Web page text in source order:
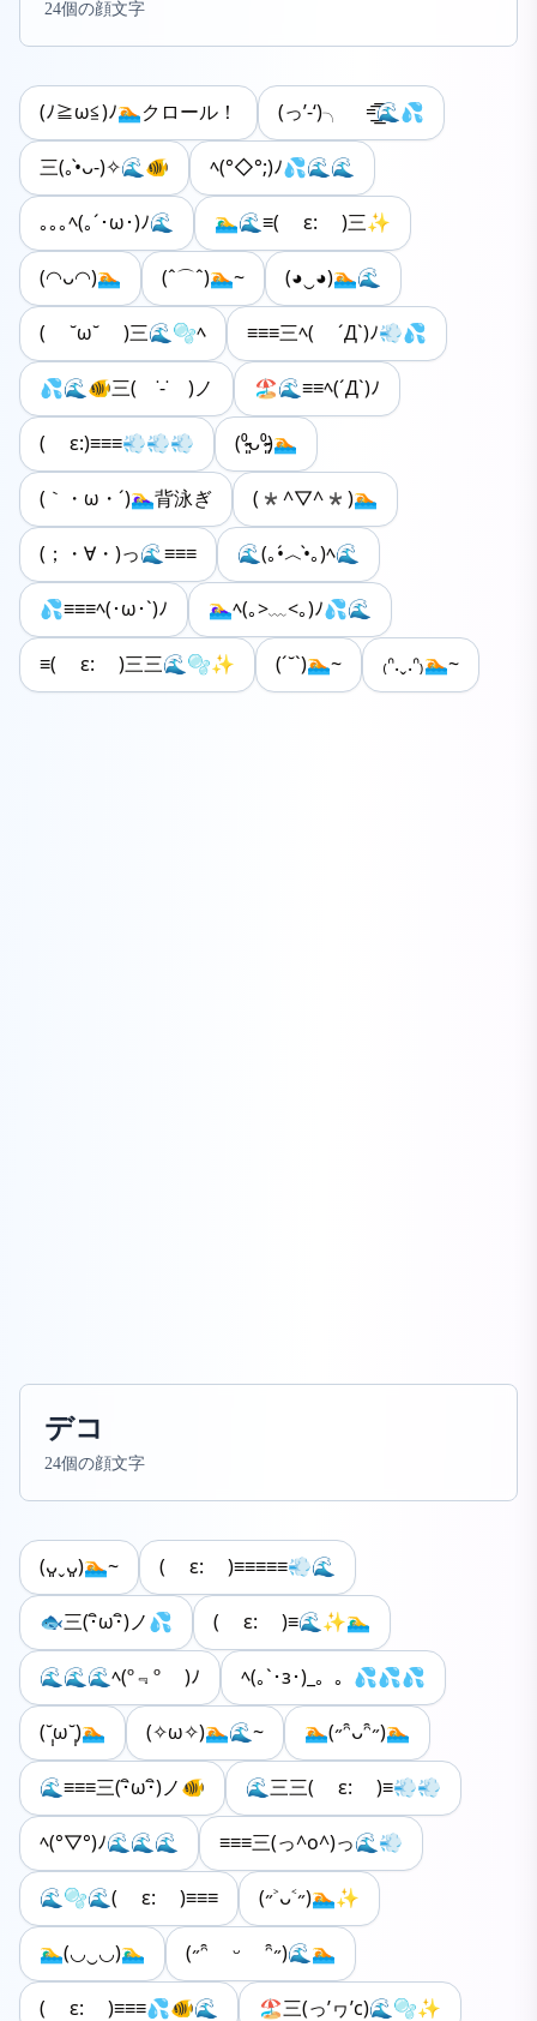
24個の顔文字
(ﾉ≧ω≦)ﾉ🏊クロール！ (っ’-‘)╮ =͟͟͞͞🌊💦
三(｡•̀ᴗ-)✧🌊🐠 ﾍ(°◇°;)ﾉ💦🌊🌊
｡｡｡ﾍ(｡´･ω･)ﾉ🌊 🏊‍♂️🌊≡( ε: )三✨
(◠ᴗ◠)🏊 (ˆ⌒ˆ)🏊~ (◕‿◕)🏊🌊
( ˘ω˘ )三🌊🫧ﾍ ≡≡≡三ﾍ( ´Д`)ﾉ💨💦
💦🌊🐠三( ˙-˙ )ノ 🏖️🌊≡≡ﾍ(´Д`)ﾉ
( ε:)≡≡≡💨💨💨 (⁰̷̴͈ᴗ⁰̷̴͈)🏊
(｀・ω・´)🏊‍♀️背泳ぎ (*^▽^*)🏊
(；・∀・)っ🌊≡≡≡ 🌊(｡•́︿•̀｡)ﾍ🌊
💦≡≡≡ﾍ(･ω･`)ﾉ 🏊‍♀️ﾍ(｡>﹏<｡)ﾉ💦🌊
≡( ε: )三三🌊🫧✨ (ˊ˘ˋ)🏊~ ₍ᐢ.ˬ.ᐢ₎🏊~
デコ
24個の顔文字
(ᴗ͈ˬᴗ͈)🏊~ ( ε: )≡≡≡≡≡💨🌊
🐟三(･ิω･ิ)ノ💦 ( ε: )≡🌊✨🏊‍♂️
🌊🌊🌊ﾍ(º﹃º )ﾉ ﾍ(｡`･з･)_。。💦💦💦
(˘̩̩ω˘̩̩)🏊 (✧ω✧)🏊🌊~ 🏊(˶ᵔ̑ᴗᵔ̑˶)🏊
🌊≡≡≡三(･ิω･ิ)ノ🐠 🌊三三( ε: )≡💨💨
ﾍ(°▽°)ﾉ🌊🌊🌊 ≡≡≡三(っ^o^)っ🌊💨
🌊🫧🌊( ε: )≡≡≡ (˶˃ᴗ˂˶)🏊✨
🏊‍♂️(◡‿◡)🏊‍♂️ (˶ᵔ̑ ᵕ ᵔ̑˶)🌊🏊
( ε: )≡≡≡💦🐠🌊 🏖️三(っ’ヮ’c)🌊🫧✨